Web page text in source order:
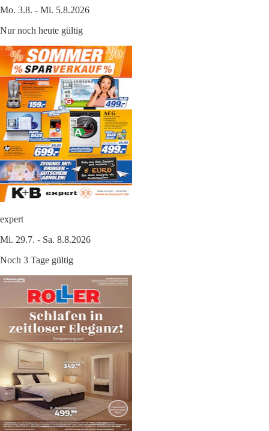
Mo. 3.8. - Mi. 5.8.2026
Nur noch heute gültig
expert
Mi. 29.7. - Sa. 8.8.2026
Noch 3 Tage gültig